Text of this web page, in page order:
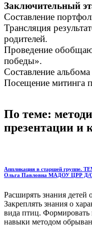
Заключительный
Составление
Трансляция
родителей.
Проведение
победы».
Составление
Посещение митинга
По теме:
презентации и
Аппликация в старшей группе.
Ольга Павловна МАДОУ ЦРР Д/
Расширять знания
Закреплять знания о
вида птиц. Формировать
навыки методом